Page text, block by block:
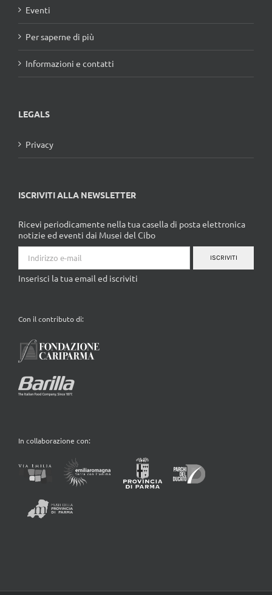
Eventi
Per saperne di più
Informazioni e contatti
LEGALS
Privacy
ISCRIVITI ALLA NEWSLETTER
Ricevi periodicamente nella tua casella di posta elettronica
notizie ed eventi dai Musei del Cibo
ISCRIVITI
Inserisci la tua email ed iscriviti
Con il contributo di:
In collaborazione con: